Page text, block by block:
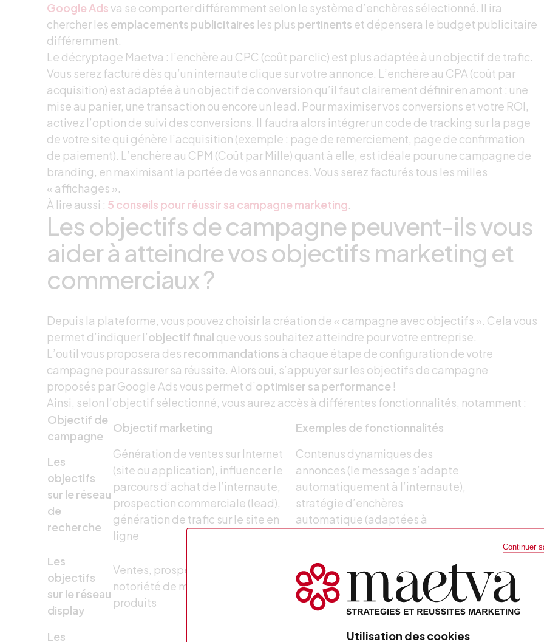
Continuer
Utilisation des cookies
Google Adsva se comporter différemment selon le système d’enchères sélectionné. Il ira
chercher les emplacements publicitaires les plus pertinents et dépensera le budget publicitaire
différemment.
Le décryptage Maetva : l’enchère au CPC (coût par clic) est plus adaptée à un objectif de trafic.
Vous serez facturé dès qu’un internaute clique sur votre annonce. L’enchère au CPA (coût par
acquisition) est adaptée à un objectif de conversion qu’il faut clairement définir en amont : une
mise au panier, une transaction ou encore un lead. Pour maximiser vos conversions et votre ROI,
activez l’option de suivi des conversions. Il faudra alors intégrer un code de tracking sur la page
de votre site qui génère l’acquisition (exemple : page de remerciement, page de confirmation
de paiement). L’enchère au CPM (Coût par Mille) quant à elle, est idéale pour une campagne de
branding, en maximisant la portée de vos annonces. Vous serez facturés tous les milles
« affichages ».
À lire aussi : 5 conseils pour réussir sa campagne marketing.
Les objectifs de campagne peuvent-ils vous
aider à atteindre vos objectifs marketing et
commerciaux ?
Depuis la plateforme, vous pouvez choisir la création de « campagne avec objectifs ». Cela vous
permet d’indiquer l’objectif final que vous souhaitez atteindre pour votre entreprise.
L’outil vous proposera des recommandations à chaque étape de configuration de votre
campagne pour assurer sa réussite. Alors oui, s’appuyer sur les objectifs de campagne
proposés par Google Ads vous permet d’optimiser sa performance !
Ainsi, selon l’objectif sélectionné, vous aurez accès à différentes fonctionnalités, notamment :
Objectif de
campagne
Objectif marketing Exemples de fonctionnalités
Les
objectifs
sur le réseau
de
recherche
Génération de ventes sur Internet
(site ou application), influencer le
parcours d’achat de l’internaute,
prospection commerciale (lead),
génération de trafic sur le site en
ligne
Contenus dynamiques des
annonces (le message s’adapte
automatiquement à l’internaute),
stratégie d’enchères
automatique (adaptées à
Les
objectifs
sur le réseau
display
Ventes, prospections, trafic web,
notoriété de marque, notoriété
produits
automatique, ciblage
automatique, création
d’annonces automatiques,
annonces attrayantes
Les